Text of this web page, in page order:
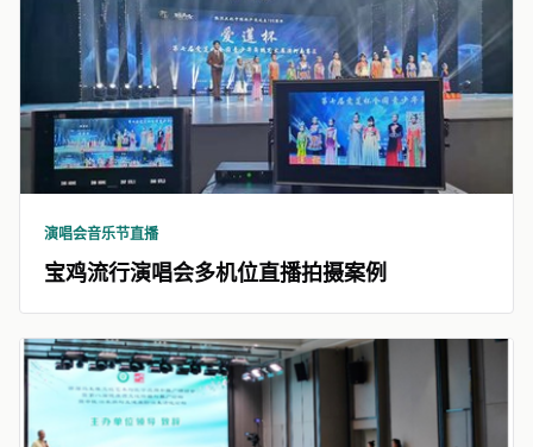
演唱会音乐节直播
宝鸡流行演唱会多机位直播拍摄案例